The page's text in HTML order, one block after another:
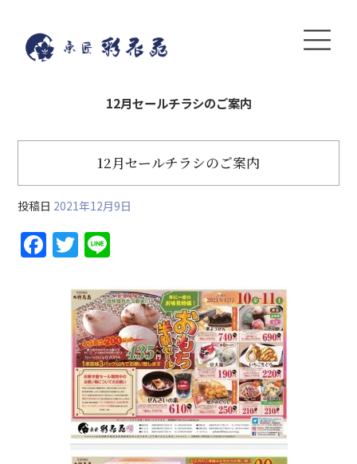
12月セールチラシのご案内
12月セールチラシのご案内
投稿日 2021年12月9日
F
a
T
w
itt
er
e